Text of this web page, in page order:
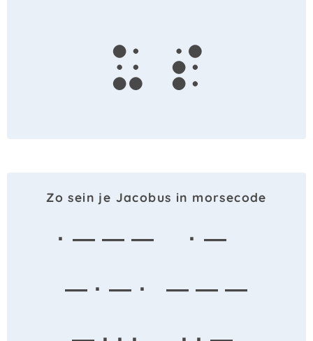
u s
Zo sein je Jacobus in morsecode
· — — —
· —
— · — ·
— — —